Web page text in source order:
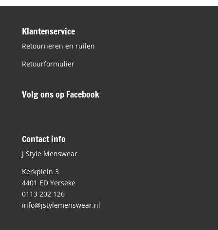
€79,95
Klantenservice
Retourneren en ruilen
Retourformulier
Volg ons op Facebook
Contact info
J Style Menswear
Kerkplein 3
4401 ED Yerseke
0113 202 126
info@jstylemenswear.nl